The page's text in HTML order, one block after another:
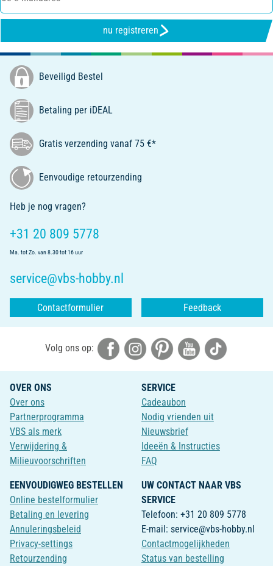
nu registreren
Beveiligd Bestel
Betaling per iDEAL
Gratis verzending vanaf 75 €*
Eenvoudige retourzending
Heb je nog vragen?
+31 20 809 5778
Ma. tot Zo. van 8.30 tot 16 uur
service@vbs-hobby.nl
Contactformulier Feedback
Volg ons op:
OVER ONS
Over ons
Partnerprogramma
VBS als merk
Verwijdering &
Milieuvoorschriften
SERVICE
Cadeaubon
Nodig vrienden uit
Nieuwsbrief
Ideeën & Instructies
FAQ
EENVOUDIGWEG BESTELLEN
Online bestelformulier
Betaling en levering
Annuleringsbeleid
Privacy-settings
Retourzending
UW CONTACT NAAR VBS
SERVICE
Telefoon: +31 20 809 5778
E-mail: service@vbs-hobby.nl
Contactmogelijkheden
Status van bestelling